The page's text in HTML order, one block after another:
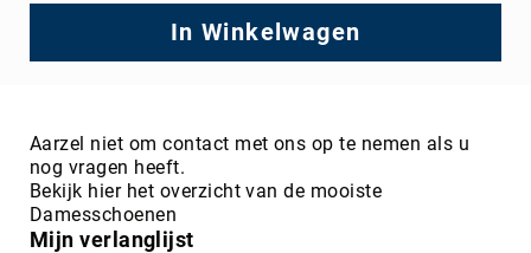
In Winkelwagen
Aarzel niet om contact met ons op te nemen als u
nog vragen heeft.
Bekijk hier het overzicht van de mooiste
Damesschoenen
Mijn verlanglijst